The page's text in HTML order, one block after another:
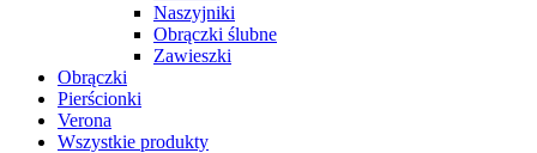
Naszyjniki
Obrączki ślubne
Zawieszki
Obrączki
Pierścionki
Verona
Wszystkie produkty